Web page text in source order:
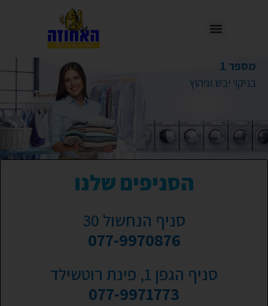
מספר 1
בניקוי יבש וגיהוץ
הסניפים שלנו
סניף הנחשול 30
077-9970876
סניף הגפן 1, פינת רוטשילד
077-9971773